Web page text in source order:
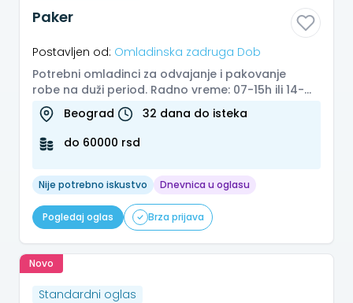
Paker
Postavljen od: Omladinska zadruga Dob
Potrebni omladinci za odvajanje i pakovanje
robe na duži period. Radno vreme: 07-15h ili 14-
22h, od ponedeljka do petka...
Beograd
32 dana do isteka
do 60000 rsd
Nije potrebno iskustvo Dnevnica u oglasu
Pogledaj oglas Brza prijava
Novo
Standardni oglas